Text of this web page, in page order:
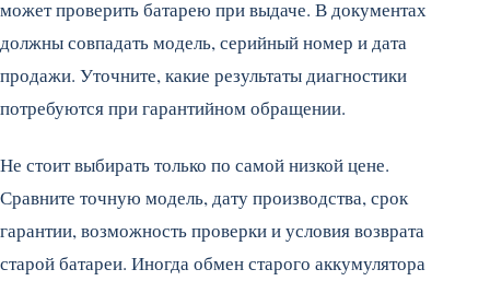
может проверить батарею при выдаче. В документах
должны совпадать модель, серийный номер и дата
продажи. Уточните, какие результаты диагностики
потребуются при гарантийном обращении.
Не стоит выбирать только по самой низкой цене.
Сравните точную модель, дату производства, срок
гарантии, возможность проверки и условия возврата
старой батареи. Иногда обмен старого аккумулятора